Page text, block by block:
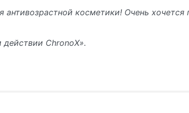
косметики! Очень хочется
действии ChronoX».